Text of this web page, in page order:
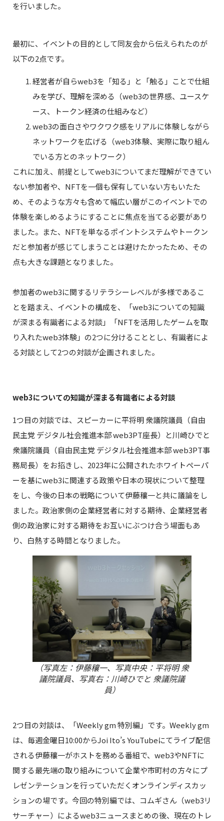
を行いました。
最初に、イベントの目的として同友会から伝えられたのが
以下の2点です。
経営者が自らweb3を「知る」と「触る」ことで仕組
みを学び、理解を深める（web3の世界感、ユースケ
ース、トークン経済の仕組みなど）
web3の面白さやワクワク感をリアルに体験しながら
ネットワークを広げる（web3体験、実際に取り組ん
でいる方とのネットワーク）
これに加え、前提としてweb3についてまだ理解ができてい
ない参加者や、NFTを一個も保有していない方もいたた
め、そのような方々も含めて幅広い層がこのイベントでの
体験を楽しめるようにすることに焦点を当てる必要があり
ました。また、NFTを単なるポイントシステムやトークン
だと参加者が感じてしまうことは避けたかったため、その
点も大きな課題となりました。
参加者のweb3に関するリテラシーレベルが多様であるこ
とを踏まえ、イベントの構成を、「web3についての知識
が深まる有識者による対談」「NFTを活用したゲームを取
り入れたweb3体験」の2つに分けることとし、有識者によ
る対談として2つの対談が企画されました。
web3についての知識が深まる有識者による対談
1つ目の対談では、スピーカーに平将明 衆議院議員（自由
民主党 デジタル社会推進本部 web3PT座長）と川崎ひでと
衆議院議員（自由民主党 デジタル社会推進本部 web3PT事
務局長）をお招きし、2023年に公開されたホワイトペーパ
ーを基にweb3に関連する政策や日本の現状について整理
をし、今後の日本の戦略について伊藤穰一と共に議論をし
ました。政治家側の企業経営者に対する期待、企業経営者
側の政治家に対する期待をお互いにぶつけ合う場面もあ
り、白熱する時間となりました。
（写真左：伊藤穰一、写真中央：平将明 衆
議院議員、写真右：川崎ひでと 衆議院議
員）
2つ目の対談は、「Weekly gm 特別編」です。Weekly gm
は、毎週金曜日10:00からJoi Ito’s YouTubeにてライブ配信
される伊藤穰一がホストを務める番組で、web3やNFTに
関する最先端の取り組みについて企業や市町村の方々にプ
レゼンテーションを行っていただくオンラインディスカッ
ションの場です。今回の特別編では、コムギさん（web3リ
サーチャー）によるweb3ニュースまとめの後、現在のトレ